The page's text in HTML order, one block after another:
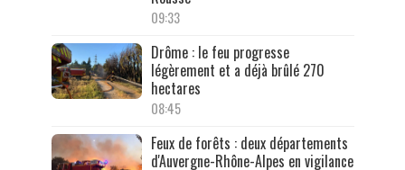
09:33
Drôme : le feu progresse
légèrement et a déjà brûlé 270
hectares
08:45
Feux de forêts : deux départements
d'Auvergne-Rhône-Alpes en vigilance